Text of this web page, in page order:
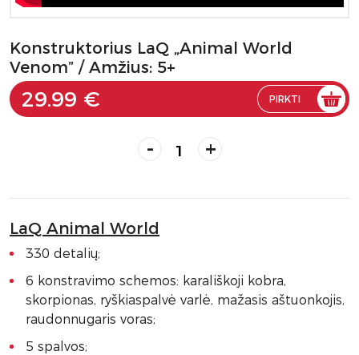
Konstruktorius LaQ „Animal World
Venom” / Amžius: 5+
29.99 € PIRKTI
- +
LaQ Animal World
330 detalių;
6 konstravimo schemos: karališkoji kobra,
skorpionas, ryškiaspalvė varlė, mažasis aštuonkojis,
raudonnugaris voras;
5 spalvos;